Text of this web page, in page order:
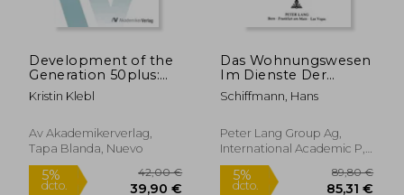
5%
dcto.
Development of the
Generation 50plus:
Effects on retail
marketing
Kristin Klebl
Av Akademikerverlag,
Tapa Blanda, Nuevo
Das Wohnungswesen
Im Dienste Der
Regionalpolitik:
Grundlagen Und
Oestliches Berner
Oberland (en
Schiffmann, Hans
Peter Lang Group Ag,
International Academic P,
Tapa Blanda, Nuevo